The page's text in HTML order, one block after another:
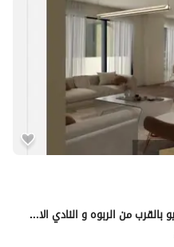
شقه 140م بقلب الشيخ زايد بانوراما فيو بالقرب من الربوه و النادي الاهلي